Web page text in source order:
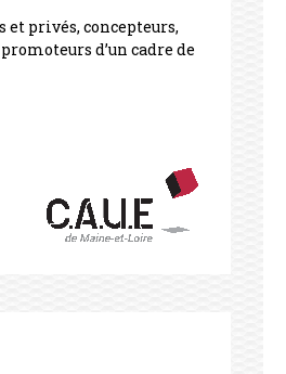
et privés, concepteurs,
d’un cadre de